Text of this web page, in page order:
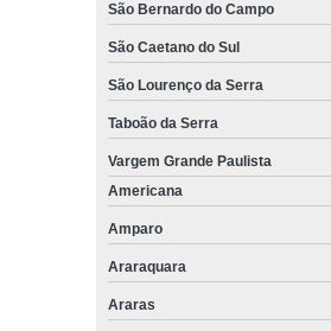
São Bernardo do Campo
São Caetano do Sul
São Lourenço da Serra
Taboão da Serra
Vargem Grande Paulista
Americana
Amparo
Araraquara
Araras